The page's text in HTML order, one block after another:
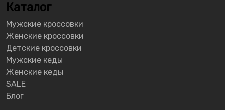
Каталог
Мужские кроссовки
Женские кроссовки
Детские кроссовки
Мужские кеды
Женские кеды
SALE
Блог